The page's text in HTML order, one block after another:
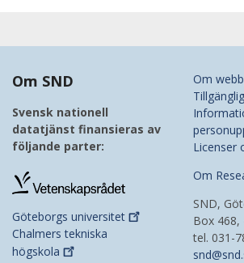
Om SND
Svensk nationell
datatjänst finansieras av
följande parter:
Göteborgs universitet
Chalmers tekniska
högskola
Om
Licenser
Om
SND,
Box 468,
tel. 031-